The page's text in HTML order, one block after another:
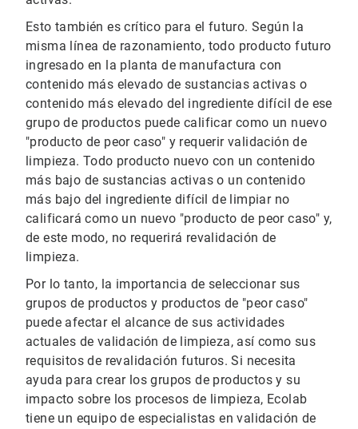
Esto también es crítico para el futuro. Según la
misma línea de razonamiento, todo producto futuro
ingresado en la planta de manufactura con
contenido más elevado de sustancias activas o
contenido más elevado del ingrediente difícil de ese
grupo de productos puede calificar como un nuevo
"producto de peor caso" y requerir validación de
limpieza. Todo producto nuevo con un contenido
más bajo de sustancias activas o un contenido
más bajo del ingrediente difícil de limpiar no
calificará como un nuevo "producto de peor caso" y,
de este modo, no requerirá revalidación de
limpieza.
Por lo tanto, la importancia de seleccionar sus
grupos de productos y productos de "peor caso"
puede afectar el alcance de sus actividades
actuales de validación de limpieza, así como sus
requisitos de revalidación futuros. Si necesita
ayuda para crear los grupos de productos y su
impacto sobre los procesos de limpieza, Ecolab
tiene un equipo de especialistas en validación de